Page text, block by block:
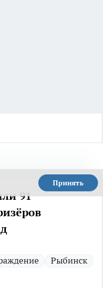
Принять
91
Рыбинск